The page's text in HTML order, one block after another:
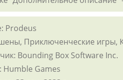
Prodeus
Приключенческие игры,
Bounding Box Software Inc.
Humble Games